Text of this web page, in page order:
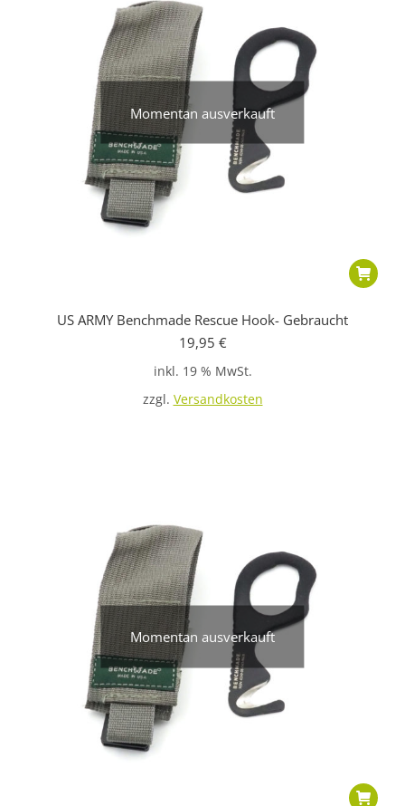
Momentan ausverkauft
US ARMY Benchmade Rescue Hook- Gebraucht
19,95 €
inkl. 19 % MwSt.
zzgl. Versandkosten
Momentan ausverkauft